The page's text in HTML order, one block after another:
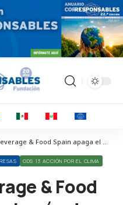
Corresponsables > Noticias > Suntory Beverage & Food Spain apaga el neón de Schweppes en Gran Vía por un planeta más sostenible
ODS 13 ACCIÓN POR EL CLIMA
& Food